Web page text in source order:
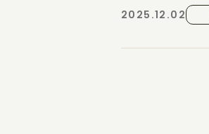
2025.12.02